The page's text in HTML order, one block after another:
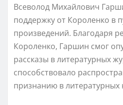
Всеволод Михайлович
поддержку от Короленко в
произведений. Благодаря
Короленко, Гаршин смог
рассказы в литературных
способствовало
признанию в литературных